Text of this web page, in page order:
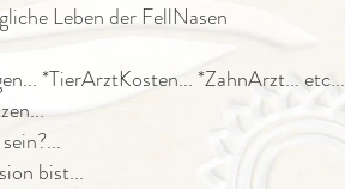
Leben der FellNasen
*TierArztKosten... *ZahnArzt... etc...
bist...